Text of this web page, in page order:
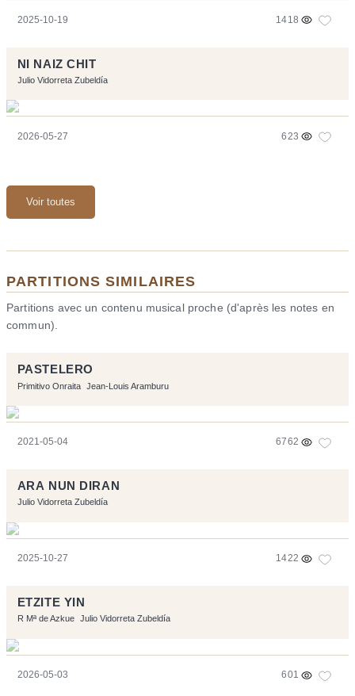
2025-10-19 1418
NI NAIZ CHIT
Julio Vidorreta Zubeldía
2026-05-27 623
Voir toutes
PARTITIONS SIMILAIRES
Partitions avec un contenu musical proche (d'après les notes en
commun).
PASTELERO
Primitivo Onraita Jean-Louis Aramburu
2021-05-04 6762
ARA NUN DIRAN
Julio Vidorreta Zubeldía
2025-10-27 1422
ETZITE YIN
R Mª de Azkue Julio Vidorreta Zubeldía
2026-05-03 601